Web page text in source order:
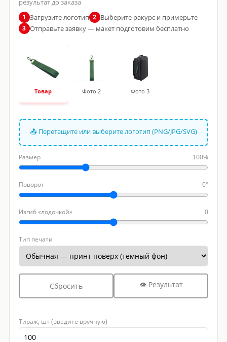
результат до заказа
1 Загрузите логотип 2 Выберите ракурс и примерьте
3 Отправьте заявку — макет подготовим бесплатно
Товар Фото 2 Фото 3
📤 Перетащите или выберите логотип (PNG/JPG/SVG)
Размер 100%
Поворот 0°
Изгиб «лодочкой» 0
Тип печати
Сбросить 👁 Результат
Тираж, шт (введите вручную)